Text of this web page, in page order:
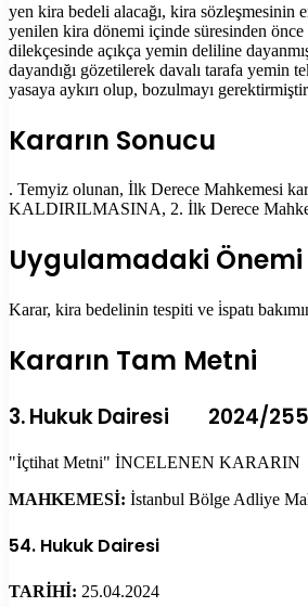
yen kira bedeli alacağı, kira sözleşmesinin
yenilen kira dönemi içinde süresinden
dilekçesinde açıkça yemin deliline
dayandığı gözetilerek davalı tarafa yemin
yasaya aykırı olup, bozulmayı
Kararın Sonucu
. Temyiz olunan, İlk Derece Mahkemesi
KALDIRILMASINA, 2. İlk Derece
Uygulamadaki Önemi
Karar, kira bedelinin tespiti ve i̇spatı
Kararın Tam Metni
3. Hukuk Dairesi 2024/
"İçtihat Metni" İNCELENEN KARARIN
MAHKEMESİ: İstanbul Bölge Adliye
54. Hukuk Dairesi
TARİHİ: 25.04.2024